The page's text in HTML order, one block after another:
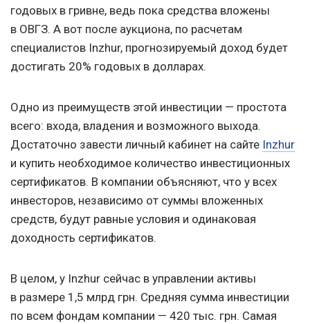
годовых в гривне, ведь пока средства вложены
в ОВГЗ. А вот после аукциона, по расчетам
специалистов Inzhur, прогнозируемый доход будет
достигать 20% годовых в долларах.
Одно из преимуществ этой инвестиции — простота
всего: входа, владения и возможного выхода.
Достаточно завести личный кабинет на сайте Inzhur
и купить необходимое количество инвестиционных
сертификатов. В компании объясняют, что у всех
инвесторов, независимо от суммы вложенных
средств, будут равные условия и одинаковая
доходность сертификатов.
В целом, у Inzhur сейчас в управлении активы
в размере 1,5 млрд грн. Средняя сумма инвестиции
по всем фондам компании — 420 тыс. грн. Самая